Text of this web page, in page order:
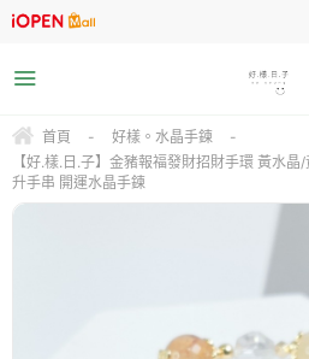
首頁 - 好樣。水晶手鍊
-
【好.樣.日.子】金豬報福發財招財手環 黃水
升手串 開運水晶手鍊